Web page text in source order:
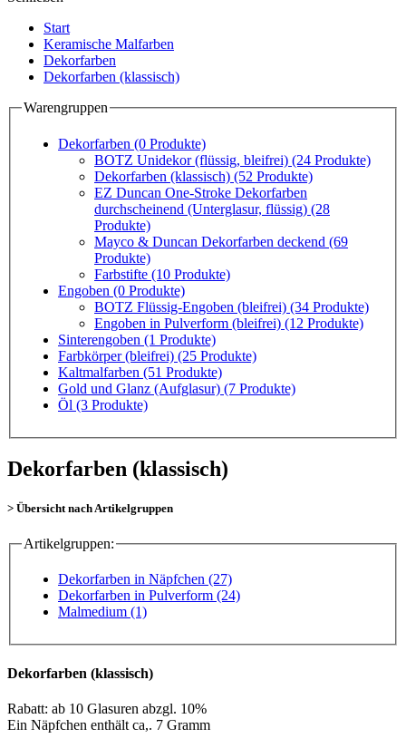
Start
Keramische Malfarben
Dekorfarben
Dekorfarben (klassisch)
Warengruppen
Dekorfarben (0 Produkte)
BOTZ Unidekor (flüssig, bleifrei) (24 Produkte)
Dekorfarben (klassisch) (52 Produkte)
EZ Duncan One-Stroke Dekorfarben
durchscheinend (Unterglasur, flüssig) (28
Produkte)
Mayco & Duncan Dekorfarben deckend (69
Produkte)
Farbstifte (10 Produkte)
Engoben (0 Produkte)
BOTZ Flüssig-Engoben (bleifrei) (34 Produkte)
Engoben in Pulverform (bleifrei) (12 Produkte)
Sinterengoben (1 Produkte)
Farbkörper (bleifrei) (25 Produkte)
Kaltmalfarben (51 Produkte)
Gold und Glanz (Aufglasur) (7 Produkte)
Öl (3 Produkte)
Dekorfarben (klassisch)
> Übersicht nach Artikelgruppen
Artikelgruppen:
Dekorfarben in Näpfchen (27)
Dekorfarben in Pulverform (24)
Malmedium (1)
Dekorfarben (klassisch)
Rabatt: ab 10 Glasuren abzgl. 10%
Ein Näpfchen enthält ca,. 7 Gramm